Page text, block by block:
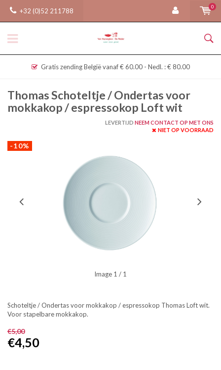
+32 (0)52 211788
0
Gratis zending België vanaf € 60.00 - Nedl. : € 80.00
Thomas Schoteltje / Ondertas voor
mokkakop / espressokop Loft wit
LEVERTIJD NEEM CONTACT OP MET ONS
NIET OP VOORRAAD
-10%
Image 1 / 1
Schoteltje / Ondertas voor mokkakop / espressokop Thomas Loft wit.
Voor stapelbare mokkakop.
€5,00
€4,50